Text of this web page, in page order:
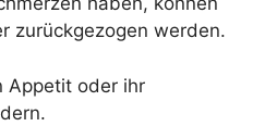
zurückgezogen werden.
Appetit oder ihr